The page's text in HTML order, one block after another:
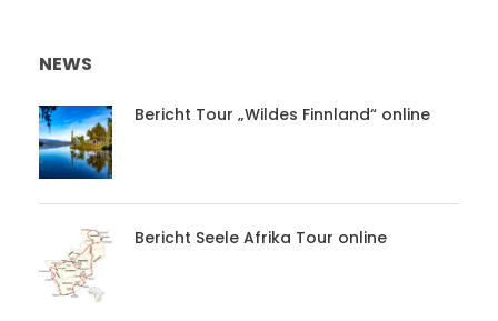
NEWS
Bericht Tour „Wildes Finnland“ online
Bericht Seele Afrika Tour online